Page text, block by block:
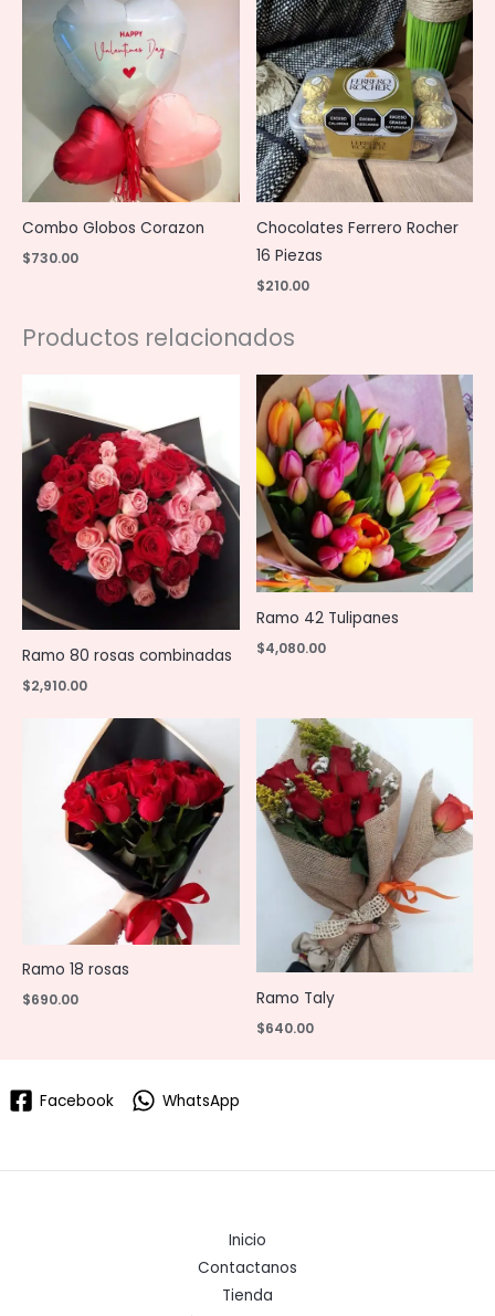
Combo Globos Corazon
$730.00
Chocolates Ferrero Rocher
16 Piezas
$210.00
Productos relacionados
Ramo 80 rosas combinadas
$2,910.00
Ramo 42 Tulipanes
$4,080.00
Ramo 18 rosas
$690.00 Ramo Taly
$640.00
Facebook WhatsApp
Inicio
Contactanos
Tienda